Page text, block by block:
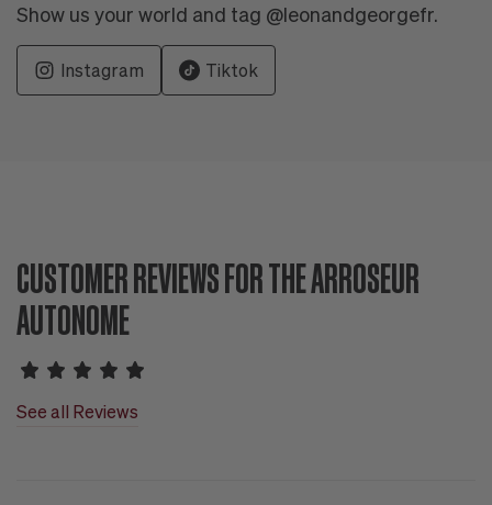
Show us your world and tag @leonandgeorgefr.
Instagram Tiktok
CUSTOMER REVIEWS FOR THE ARROSEUR
AUTONOME
See all Reviews